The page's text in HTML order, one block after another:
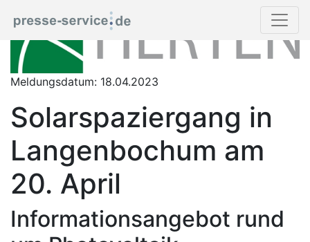
Meldungsdatum: 18.04.2023
Solarspaziergang in
Langenbochum am
20. April
Informationsangebot rund